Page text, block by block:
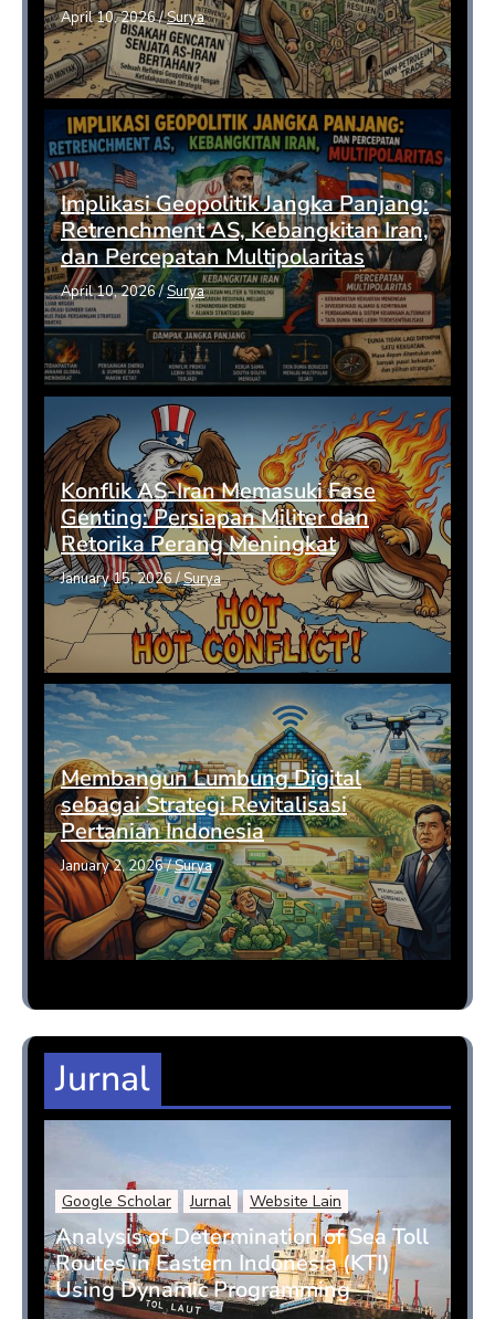
April 10, 2026/Surya
Implikasi Geopolitik Jangka Panjang:
Retrenchment AS, Kebangkitan Iran,
dan Percepatan Multipolaritas
April 10, 2026/Surya
Konflik AS-Iran Memasuki Fase
Genting: Persiapan Militer dan
Retorika Perang Meningkat
January 15, 2026/Surya
Membangun Lumbung Digital
sebagai Strategi Revitalisasi
Pertanian Indonesia
January 2, 2026/Surya
Jurnal
Google Scholar Jurnal Website Lain
Analysis of Determination of Sea Toll
Routes in Eastern Indonesia (KTI)
Using Dynamic Programming